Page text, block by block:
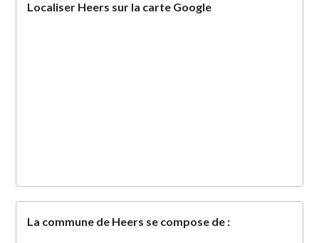
Localiser Heers sur la carte Google
La commune de Heers se compose de :